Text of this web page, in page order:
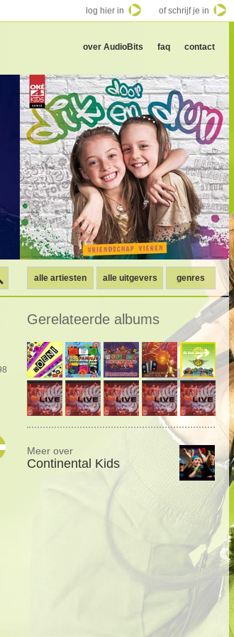
over AudioBits faq contact
alle artiesten alle uitgevers genres
Gerelateerde albums
Meer over
Continental Kids
log hier in of schrijf je in